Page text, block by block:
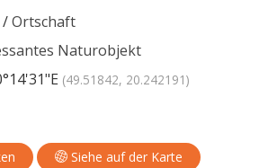
/Ortschaft
Naturobjekt
(49.51842, 20.242191)
Siehe auf der Karte